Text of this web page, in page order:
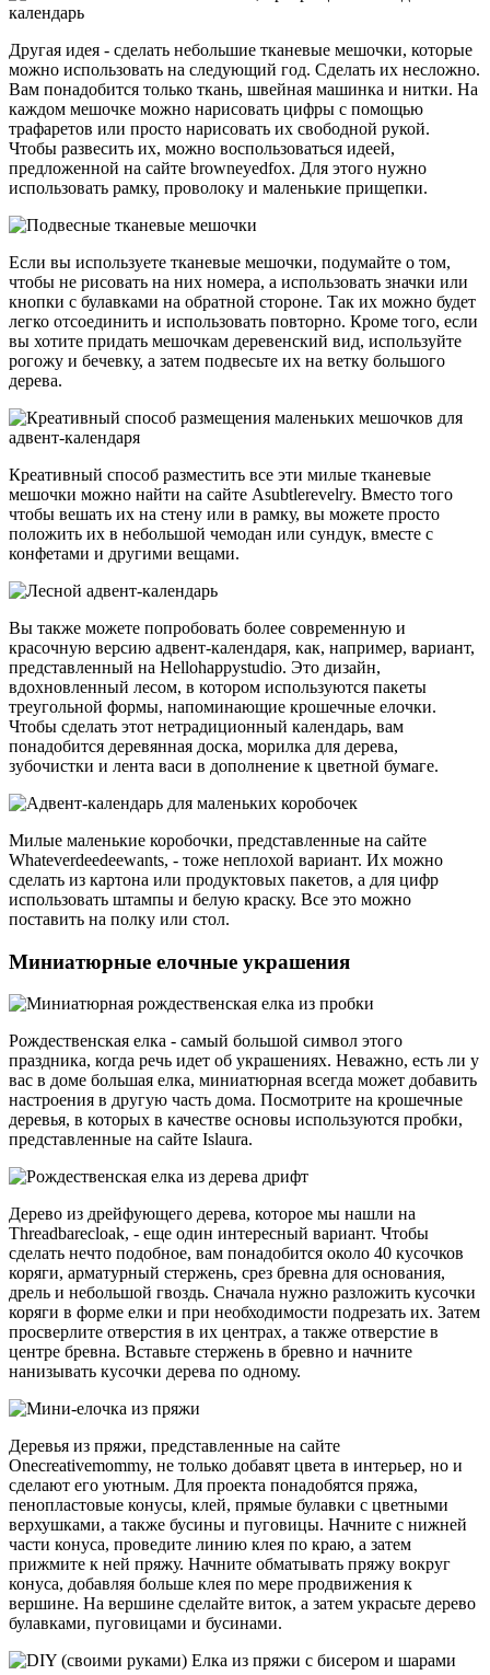
Другая идея - сделать небольшие тканевые мешочки, которые
можно использовать на следующий год. Сделать их несложно.
Вам понадобится только ткань, швейная машинка и нитки. На
каждом мешочке можно нарисовать цифры с помощью
трафаретов или просто нарисовать их свободной рукой.
Чтобы развесить их, можно воспользоваться идеей,
предложенной на сайте browneyedfox. Для этого нужно
использовать рамку, проволоку и маленькие прищепки.
Если вы используете тканевые мешочки, подумайте о том,
чтобы не рисовать на них номера, а использовать значки или
кнопки с булавками на обратной стороне. Так их можно будет
легко отсоединить и использовать повторно. Кроме того, если
вы хотите придать мешочкам деревенский вид, используйте
рогожу и бечевку, а затем подвесьте их на ветку большого
дерева.
Креативный способ разместить все эти милые тканевые
мешочки можно найти на сайте Asubtlerevelry. Вместо того
чтобы вешать их на стену или в рамку, вы можете просто
положить их в небольшой чемодан или сундук, вместе с
конфетами и другими вещами.
Вы также можете попробовать более современную и
красочную версию адвент-календаря, как, например, вариант,
представленный на Hellohappystudio. Это дизайн,
вдохновленный лесом, в котором используются пакеты
треугольной формы, напоминающие крошечные елочки.
Чтобы сделать этот нетрадиционный календарь, вам
понадобится деревянная доска, морилка для дерева,
зубочистки и лента васи в дополнение к цветной бумаге.
Милые маленькие коробочки, представленные на сайте
Whateverdeedeewants, - тоже неплохой вариант. Их можно
сделать из картона или продуктовых пакетов, а для цифр
использовать штампы и белую краску. Все это можно
поставить на полку или стол.
Миниатюрные елочные украшения
Рождественская елка - самый большой символ этого
праздника, когда речь идет об украшениях. Неважно, есть ли у
вас в доме большая елка, миниатюрная всегда может добавить
настроения в другую часть дома. Посмотрите на крошечные
деревья, в которых в качестве основы используются пробки,
представленные на сайте Islaura.
Дерево из дрейфующего дерева, которое мы нашли на
Threadbarecloak, - еще один интересный вариант. Чтобы
сделать нечто подобное, вам понадобится около 40 кусочков
коряги, арматурный стержень, срез бревна для основания,
дрель и небольшой гвоздь. Сначала нужно разложить кусочки
коряги в форме елки и при необходимости подрезать их. Затем
просверлите отверстия в их центрах, а также отверстие в
центре бревна. Вставьте стержень в бревно и начните
нанизывать кусочки дерева по одному.
Деревья из пряжи, представленные на сайте
Onecreativemommy, не только добавят цвета в интерьер, но и
сделают его уютным. Для проекта понадобятся пряжа,
пенопластовые конусы, клей, прямые булавки с цветными
верхушками, а также бусины и пуговицы. Начните с нижней
части конуса, проведите линию клея по краю, а затем
прижмите к ней пряжу. Начните обматывать пряжу вокруг
конуса, добавляя больше клея по мере продвижения к
вершине. На вершине сделайте виток, а затем украсьте дерево
булавками, пуговицами и бусинами.